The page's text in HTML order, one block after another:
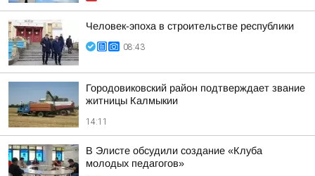
Человек-эпоха в строительстве республики
08:43
Городовиковский район подтверждает звание
житницы Калмыкии
14:11
В Элисте обсудили создание «Клуба
молодых педагогов»